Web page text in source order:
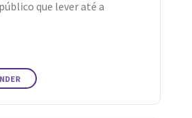
que lever até a